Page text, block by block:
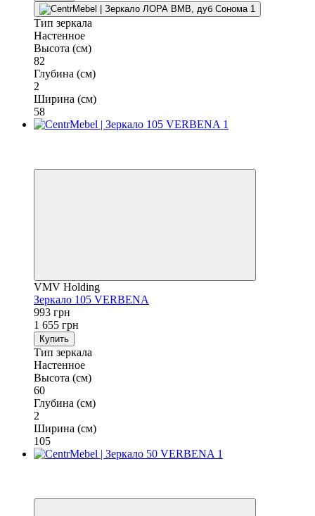
Тип зеркала
Настенное
Высота (см)
82
Глубина (см)
2
Ширина (см)
58
VMV Holding
Зеркало 105 VERBENA
993 грн
1 655 грн
Купить
Тип зеркала
Настенное
Высота (см)
60
Глубина (см)
2
Ширина (см)
105